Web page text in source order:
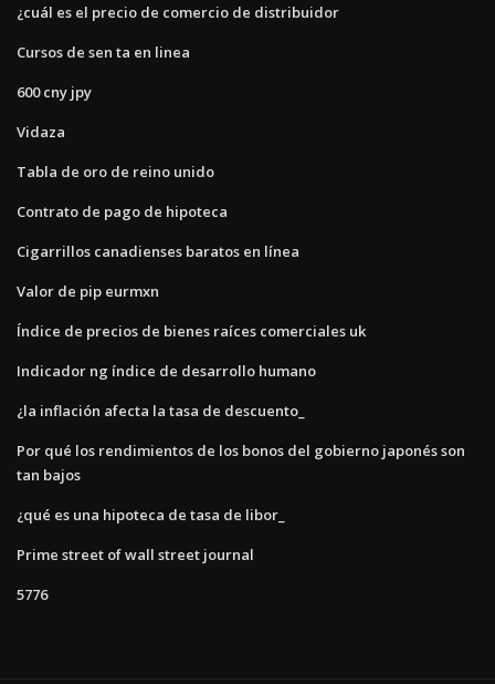
¿cuál es el precio de comercio de distribuidor
Cursos de sen ta en linea
600 cny jpy
Vidaza
Tabla de oro de reino unido
Contrato de pago de hipoteca
Cigarrillos canadienses baratos en línea
Valor de pip eurmxn
Índice de precios de bienes raíces comerciales uk
Indicador ng índice de desarrollo humano
¿la inflación afecta la tasa de descuento_
Por qué los rendimientos de los bonos del gobierno japonés son
tan bajos
¿qué es una hipoteca de tasa de libor_
Prime street of wall street journal
5776